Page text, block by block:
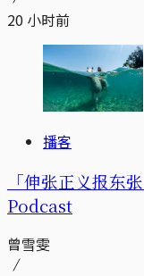
20 小时前
播客
「伸张正义报东
Podcast
曾雪雯